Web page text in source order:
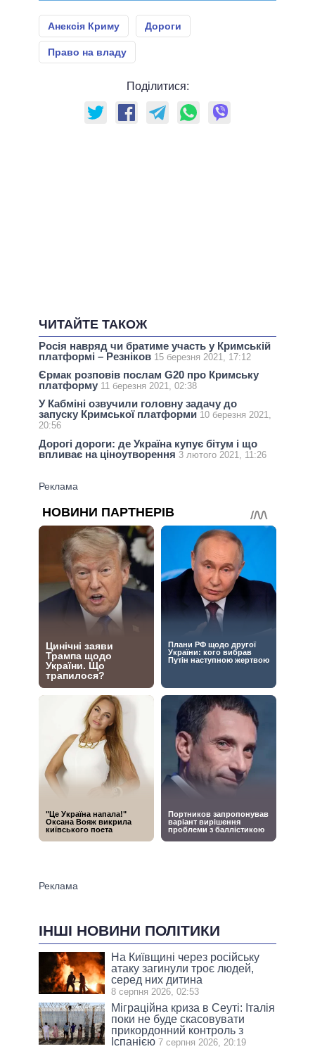
Анексія Криму Дороги
Право на владу
Поділитися:
ЧИТАЙТЕ ТАКОЖ
Росія навряд чи братиме участь у Кримській
платформі – Резніков 15 березня 2021, 17:12
Єрмак розповів послам G20 про Кримську
платформу 11 березня 2021, 02:38
У Кабміні озвучили головну задачу до
запуску Кримської платформи 10 березня 2021,
20:56
Дорогі дороги: де Україна купує бітум і що
впливає на ціноутворення 3 лютого 2021, 11:26
ІНШІ НОВИНИ ПОЛІТИКИ
На Київщині через російську
атаку загинули троє людей,
серед них дитина
8 серпня 2026, 02:53
Міграційна криза в Сеуті: Італія
поки не буде скасовувати
прикордонний контроль з
Іспанією 7 серпня 2026, 20:19